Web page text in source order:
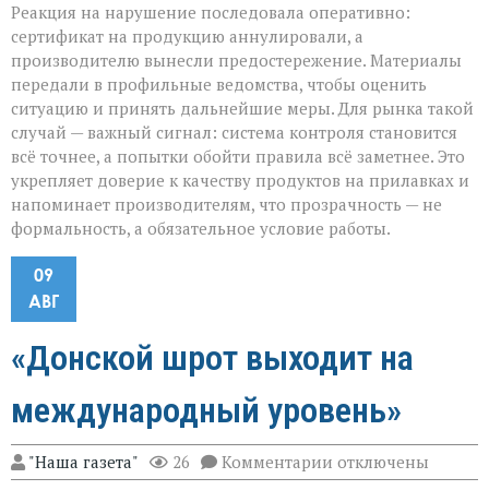
Реакция на нарушение последовала оперативно:
сертификат на продукцию аннулировали, а
производителю вынесли предостережение. Материалы
передали в профильные ведомства, чтобы оценить
ситуацию и принять дальнейшие меры. Для рынка такой
случай — важный сигнал: система контроля становится
всё точнее, а попытки обойти правила всё заметнее. Это
укрепляет доверие к качеству продуктов на прилавках и
напоминает производителям, что прозрачность — не
формальность, а обязательное условие работы.
09
АВГ
«Донской шрот выходит на
международный уровень»
"Наша газета" 26 Комментарии к
записи
отключены